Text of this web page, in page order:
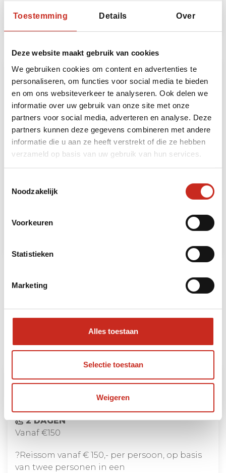
Toestemming Details Over
Deze website maakt gebruik van cookies
We gebruiken cookies om content en advertenties te
personaliseren, om functies voor social media te bieden
en om ons websiteverkeer te analyseren. Ook delen we
informatie over uw gebruik van onze site met onze
partners voor social media, adverteren en analyse. Deze
partners kunnen deze gegevens combineren met andere
informatie die u aan ze heeft verstrekt of die ze hebben
verzameld op basis van uw gebruik van hun services.
Noodzakelijk
Voorkeuren
Statistieken
Marketing
Alles toestaan
Selectie toestaan
Weigeren
Lees meer
Gili Air strandverlenging
4 dagen
Bekijk al onze Indonesië bouwstenen
Reissom
Plekken met een Ziel:
Bonjeruk op Lombok
2 DAGEN
Vanaf €150
?Reissom vanaf € 150,- per persoon, op basis
van twee personen in een